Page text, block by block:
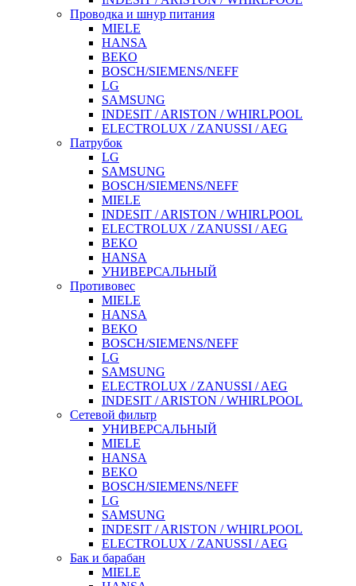
Проводка и шнур питания
MIELE
HANSA
BEKO
BOSCH/SIEMENS/NEFF
LG
SAMSUNG
INDESIT / ARISTON / WHIRLPOOL
ELECTROLUX / ZANUSSI / AEG
Патрубок
LG
SAMSUNG
BOSCH/SIEMENS/NEFF
MIELE
INDESIT / ARISTON / WHIRLPOOL
ELECTROLUX / ZANUSSI / AEG
BEKO
HANSA
УНИВЕРСАЛЬНЫЙ
Противовес
MIELE
HANSA
BEKO
BOSCH/SIEMENS/NEFF
LG
SAMSUNG
ELECTROLUX / ZANUSSI / AEG
INDESIT / ARISTON / WHIRLPOOL
Сетевой фильтр
УНИВЕРСАЛЬНЫЙ
MIELE
HANSA
BEKO
BOSCH/SIEMENS/NEFF
LG
SAMSUNG
INDESIT / ARISTON / WHIRLPOOL
ELECTROLUX / ZANUSSI / AEG
Бак и барабан
MIELE